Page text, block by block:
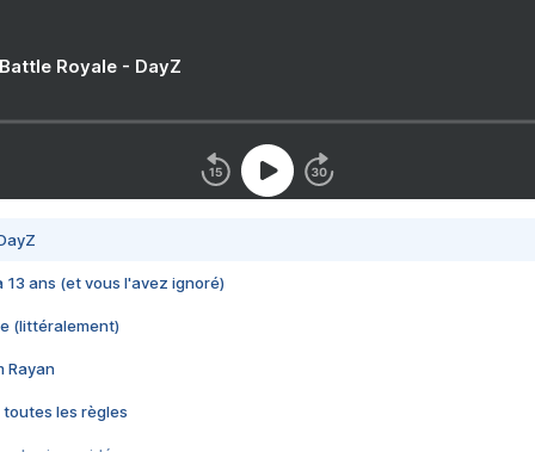
Royale - DayZ
13 ans (et vous l'avez ignoré)
(littéralement)
Rayan
toutes les règles